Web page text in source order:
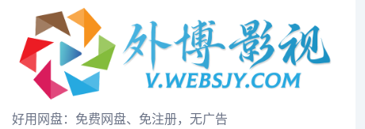
好用网盘：免费网盘、免注册，无广告